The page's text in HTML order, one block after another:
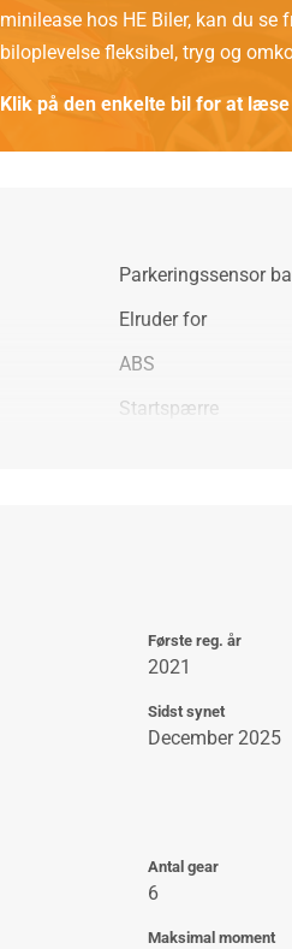
minilease hos HE Biler, kan du
biloplevelse fleksibel, tryg og
Klik på den enkelte bil for at
Parkeringssensor
Elruder for
ABS
Startspærre
Første reg. år
2021
Sidst synet
December 2025
Antal gear
6
Maksimal moment